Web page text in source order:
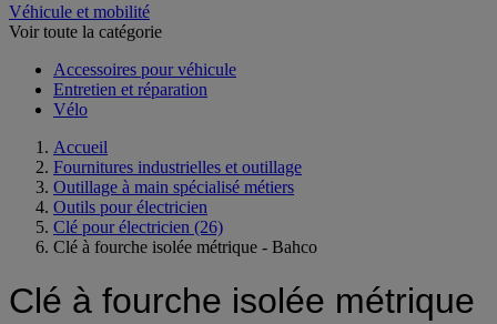
Véhicule et mobilité
Voir toute la catégorie
Accessoires pour véhicule
Entretien et réparation
Vélo
Accueil
Fournitures industrielles et outillage
Outillage à main spécialisé métiers
Outils pour électricien
Clé pour électricien (26)
Clé à fourche isolée métrique - Bahco
Clé à fourche isolée métrique